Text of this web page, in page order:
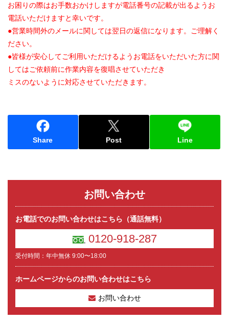
お困りの際はお手数おかけしますが電話番号の記載が出るようお
電話いただけますと幸いです。
●営業時間外のメールに関しては翌日の返信になります。ご理解く
ださい。
●皆様が安心してご利用いただけるようお電話をいただいた方に関
してはご依頼前に作業内容を復唱させていただき
ミスのないように対応させていただきます。
Share Post Line
お問い合わせ
お電話でのお問い合わせはこちら（通話無料）
0120-918-287
受付時間：年中無休 9:00〜18:00
ホームページからのお問い合わせはこちら
お問い合わせ